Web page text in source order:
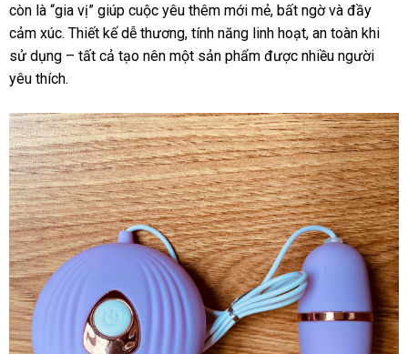
còn là “gia vị” giúp cuộc yêu thêm mới mẻ, bất ngờ và đầy
cảm xúc. Thiết kế dễ thương, tính năng linh hoạt, an toàn khi
sử dụng – tất cả tạo nên một sản phẩm được nhiều người
yêu thích.